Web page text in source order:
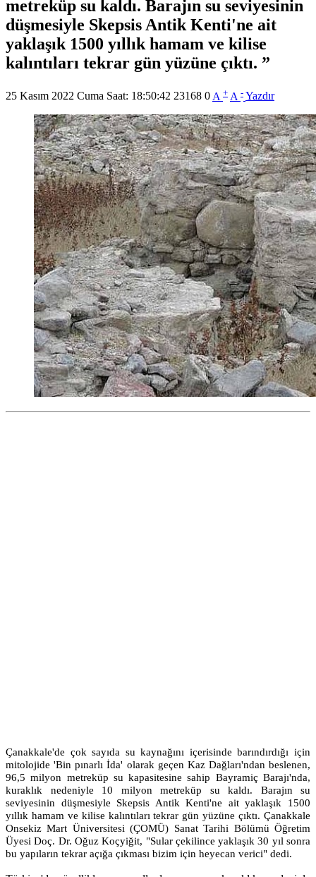
metreküp su kaldı. Barajın su seviyesinin
düşmesiyle Skepsis Antik Kenti'ne ait
yaklaşık 1500 yıllık hamam ve kilise
kalıntıları tekrar gün yüzüne çıktı.
25 Kasım 2022 Cuma Saat: 18:50:42 23168 0 A + A - Yazdır
Çanakkale'de çok sayıda su kaynağını içerisinde barındırdığı için
mitolojide 'Bin pınarlı İda' olarak geçen Kaz Dağları'ndan beslenen,
96,5 milyon metreküp su kapasitesine sahip Bayramiç Barajı'nda,
kuraklık nedeniyle 10 milyon metreküp su kaldı. Barajın su
seviyesinin düşmesiyle Skepsis Antik Kenti'ne ait yaklaşık 1500
yıllık hamam ve kilise kalıntıları tekrar gün yüzüne çıktı. Çanakkale
Onsekiz Mart Üniversitesi (ÇOMÜ) Sanat Tarihi Bölümü Öğretim
Üyesi Doç. Dr. Oğuz Koçyiğit, "Sular çekilince yaklaşık 30 yıl sonra
bu yapıların tekrar açığa çıkması bizim için heyecan verici" dedi.